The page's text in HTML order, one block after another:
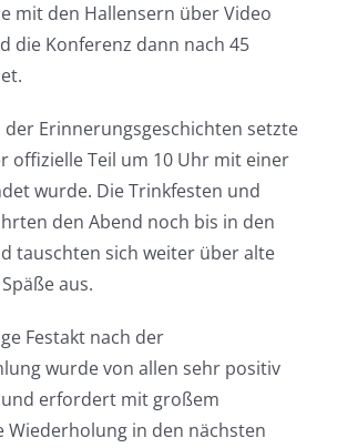
mit den Hallensern über Video
die Konferenz dann nach 45
der Erinnerungsgeschichten setzte
offizielle Teil um 10 Uhr mit einer
wurde. Die Trinkfesten und
den Abend noch bis in den
tauschten sich weiter über alte
aus.
Festakt nach der
wurde von allen sehr positiv
erfordert mit großem
Wiederholung in den nächsten